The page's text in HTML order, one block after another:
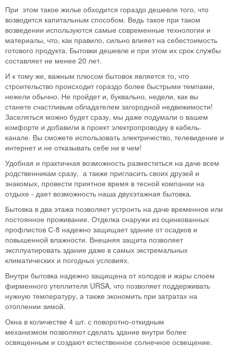
При этом такое жилье обходится гораздо дешевле того, что
возводится капитальным способом. Ведь такое при таком
возведении используются самые современные технологии и
материалы, что, как правило, сильно влияет на себестоимость
готового продукта. Бытовки дешевле и при этом их срок службы
составляет не менее 20 лет.
И к тому же, важным плюсом бытовок является то, что
строительство происходит гораздо более быстрыми темпами,
нежели обычно. Не пройдет и, буквально, недели, как вы
станете счастливым обладателем загородной недвижимости!
Заселяться можно будет сразу, мы даже подумали о вашем
комфорте и добавили в проект электропроводку в кабель-
канале. Вы сможете использовать электричество, телевидение и
интернет и не отказывать себе ни в чем!
Удобная и практичная возможность разместиться на даче всем
родственникам сразу, а также пригласить своих друзей и
знакомых, провести приятное время в тесной компании на
отдыхе - дает возможность наша двухэтажная бытовка.
Бытовка в два этажа позволяет устроить на даче временное или
постоянное проживание. Отделка снаружи из оцинкованных
профлистов С-8 надежно защищает здание от осадков и
повышенной влажности. Внешняя защита позволяет
эксплуатировать здание даже в самых экстремальных
климатических и погодных условиях.
Внутри бытовка надежно защищена от холодов и жары слоем
фирменного утеплителя URSA, что позволяет поддерживать
нужную температуру, а также экономить при затратах на
отоплении зимой.
Окна в количестве 4 шт. с поворотно-откидным
механизмом позволяют сделать здание внутри более
освященным и создают естественное солнечное освещение.